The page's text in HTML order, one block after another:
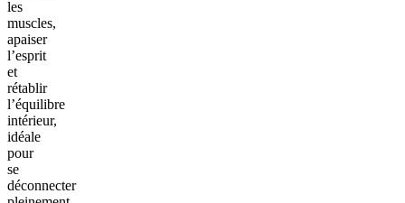
les
muscles,
apaiser
l’esprit
et
rétablir
l’équilibre
intérieur,
idéale
pour
se
déconnecter